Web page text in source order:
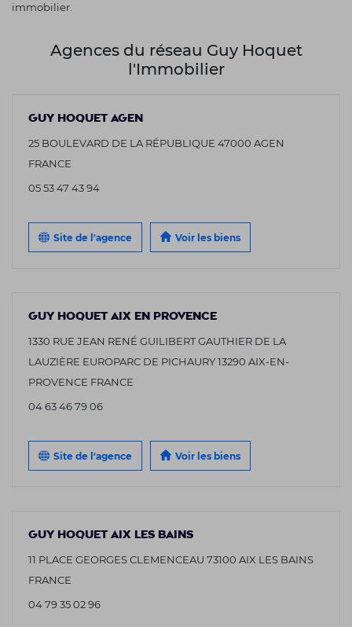
immobilier.
Agences du réseau Guy Hoquet
l'Immobilier
GUY HOQUET AGEN
25 BOULEVARD DE LA RÉPUBLIQUE 47000 AGEN
FRANCE
05 53 47 43 94
Site de l'agence Voir les biens
GUY HOQUET AIX EN PROVENCE
1330 RUE JEAN RENÉ GUILIBERT GAUTHIER DE LA
LAUZIÈRE EUROPARC DE PICHAURY 13290 AIX-EN-
PROVENCE FRANCE
04 63 46 79 06
Site de l'agence Voir les biens
GUY HOQUET AIX LES BAINS
11 PLACE GEORGES CLEMENCEAU 73100 AIX LES BAINS
FRANCE
04 79 35 02 96